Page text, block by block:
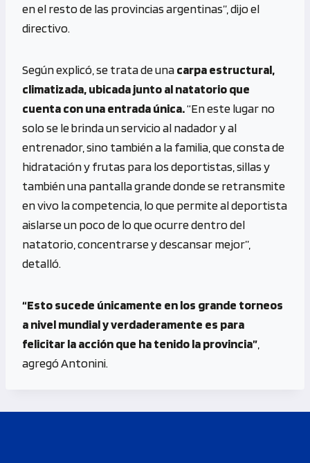
en el resto de las provincias argentinas”, dijo el
directivo.
Según explicó, se trata de unacarpa estructural,
climatizada, ubicada junto al natatorio que
cuenta con una entrada única.“En este lugar no
solo se le brinda un servicio al nadador y al
entrenador, sino también a la familia, que consta de
hidratación y frutas para los deportistas, sillas y
también una pantalla grande donde se retransmite
en vivo la competencia, lo que permite al deportista
aislarse un poco de lo que ocurre dentro del
natatorio, concentrarse y descansar mejor”,
detalló.
“Esto sucede únicamente en los grande torneos
a nivel mundial y verdaderamente es para
felicitar la acción que ha tenido la provincia”
agregó Antonini.